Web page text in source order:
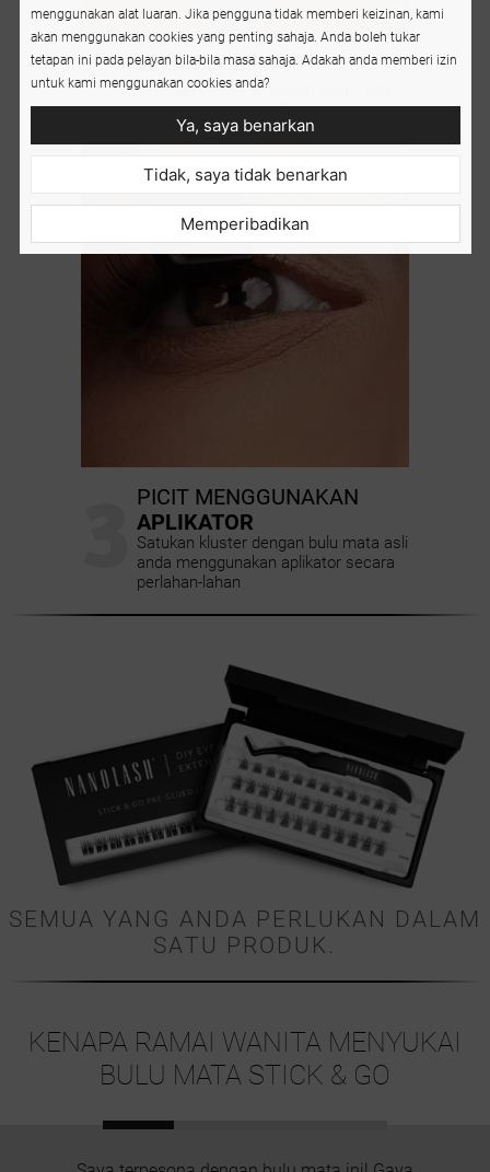
2 LETAKBULU MATA
letakkan kluster di bawah bulu mata
asli anda, jaga jarak 2 mm dari garis
PICIT MENGGUNAKAN
APLIKATOR
Satukan kluster dengan bulu mata asli
anda menggunakan aplikator secara
perlahan-lahan
SEMUA YANG ANDA PERLUKAN DALAM
SATU PRODUK.
KENAPA RAMAI WANITA MENYUKAI
BULU MATA STICK & GO
menggunakan alat luaran. Jika pengguna tidak memberi keizinan, kami
akan menggunakan cookies yang penting sahaja. Anda boleh tukar
tetapan ini pada pelayan bila-bila masa sahaja. Adakah anda memberi izin
untuk kami menggunakan cookies anda?
Ya, saya benarkan
Tidak, saya tidak benarkan
Memperibadikan